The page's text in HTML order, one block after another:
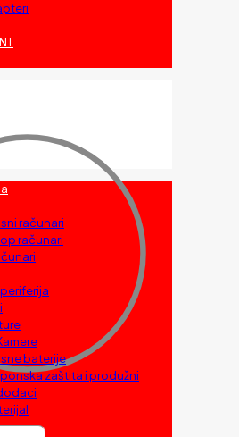
računari
računari
baterije
zaštita i produžni